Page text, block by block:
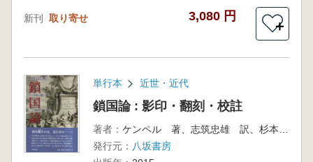
新刊 取り寄せ 3,080 円
＋
単行本 近世・近代
鎖国論 : 影印・翻刻・校註
著者：
発行元： 八坂書房